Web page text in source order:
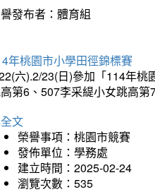
發布者：體育組
年桃園市小學田徑錦標賽
六).2/23(日)參加「114年
第6、507李采緹小女跳高
文
榮譽事項：桃園市競賽
發佈單位：學務處
建立時間：2025-02-24
瀏覽次數：535